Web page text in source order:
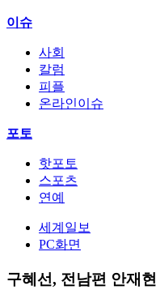
이슈
사회
칼럼
피플
온라인이슈
포토
핫포토
스포츠
연예
세계일보
PC화면
구혜선, 전남편 안재